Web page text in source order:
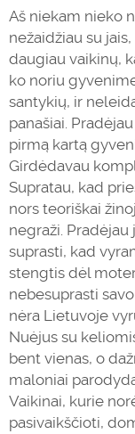
Aš niekam nieko
nežaidžiau su
daugiau vaikinų,
ko noriu
santykių, ir
panašiai.
pirmą kartą
Girdėdavau
Supratau, kad
nors teoriškai
negraži.
suprasti, kad
stengtis dėl
nebesuprasti
nėra Lietuvoje
Nuėjus su
bent vienas, o
maloniai
Vaikinai, kurie
pasivaikščioti,